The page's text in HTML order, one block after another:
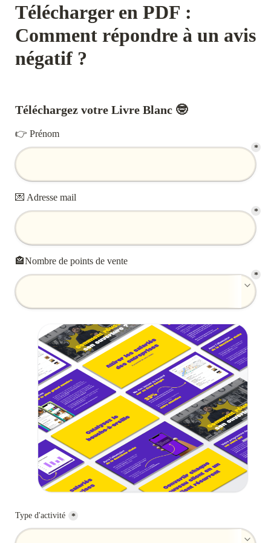
Télécharger en PDF :
Comment répondre à un avis
négatif ?
Téléchargez votre Livre Blanc 🤓
👉 Prénom
*
💌 Adresse mail
*
🏤Nombre de points de vente
*
Type d'activité *